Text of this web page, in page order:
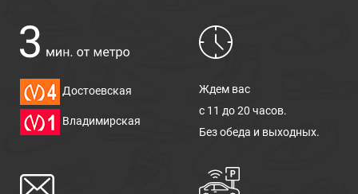
Достоевская
Владимирская
Ждем вас
с 11 до 20 часов.
Без обеда и выходных.